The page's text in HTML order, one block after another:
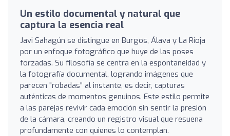
Un estilo documental y natural que
captura la esencia real
Javi Sahagún se distingue en Burgos, Álava y La Rioja
por un enfoque fotográfico que huye de las poses
forzadas. Su filosofía se centra en la espontaneidad y
la fotografía documental, logrando imágenes que
parecen "robadas" al instante, es decir, capturas
auténticas de momentos genuinos. Este estilo permite
a las parejas revivir cada emoción sin sentir la presión
de la cámara, creando un registro visual que resuena
profundamente con quienes lo contemplan.